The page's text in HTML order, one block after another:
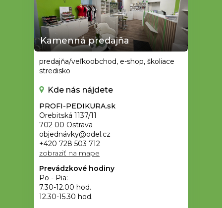
Kamenná predajňa
predajňa/veľkoobchod, e-shop, školiace
stredisko
Kde nás nájdete
PROFI-PEDIKURA.sk
Orebitská 1137/11
702 00 Ostrava
objednávky@odel.cz
+420 728 503 712
zobraziť na mape
Prevádzkové hodiny
Po - Pia:
7.30-12.00 hod.
12.30-15.30 hod.